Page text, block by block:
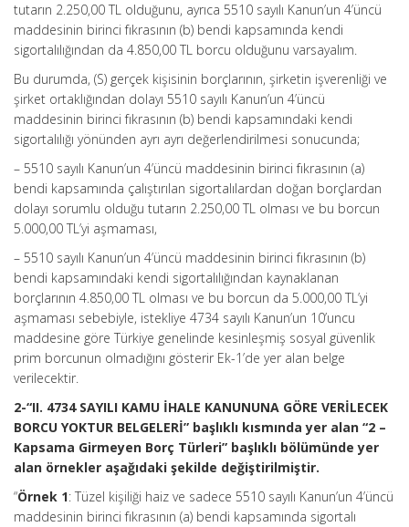
tutarın 2.250,00 TL olduğunu, ayrıca 5510 sayılı Kanun’un 4’üncü
maddesinin birinci fıkrasının (b) bendi kapsamında kendi
sigortalılığından da 4.850,00 TL borcu olduğunu varsayalım.
Bu durumda, (S) gerçek kişisinin borçlarının, şirketin işverenliği ve
şirket ortaklığından dolayı 5510 sayılı Kanun’un 4’üncü
maddesinin birinci fıkrasının (b) bendi kapsamındaki kendi
sigortalılığı yönünden ayrı ayrı değerlendirilmesi sonucunda;
– 5510 sayılı Kanun’un 4’üncü maddesinin birinci fıkrasının (a)
bendi kapsamında çalıştırılan sigortalılardan doğan borçlardan
dolayı sorumlu olduğu tutarın 2.250,00 TL olması ve bu borcun
5.000,00 TL’yi aşmaması,
– 5510 sayılı Kanun’un 4’üncü maddesinin birinci fıkrasının (b)
bendi kapsamındaki kendi sigortalılığından kaynaklanan
borçlarının 4.850,00 TL olması ve bu borcun da 5.000,00 TL’yi
aşmaması sebebiyle, istekliye 4734 sayılı Kanun’un 10’uncu
maddesine göre Türkiye genelinde kesinleşmiş sosyal güvenlik
prim borcunun olmadığını gösterir Ek-1’de yer alan belge
verilecektir.
2-“II. 4734 SAYILI KAMU İHALE KANUNUNA GÖRE VERİLECEK
BORCU YOKTUR BELGELERİ” başlıklı kısmında yer alan “2 –
Kapsama Girmeyen Borç Türleri” başlıklı bölümünde yer
alan örnekler aşağıdaki şekilde değiştirilmiştir.
“Örnek 1: Tüzel kişiliği haiz ve sadece 5510 sayılı Kanun’un 4’üncü
maddesinin birinci fıkrasının (a) bendi kapsamında sigortalı